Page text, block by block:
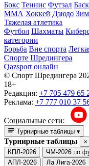
Бокс Теннис Футзал
ММА Хоккей Дзюдо
Тяжелая атлетика
Футбол Шахматы
категории
Борьба Вне спорта
Спорте Шредингера
Qazsport онлайн
© Cпорт Шредингера
18+
Редакция: +7 705 479 65
Реклама: +7 777 010 37
Социальные сети:
Турнирные таблицы ▾
Турнирные таблицы
×
КПЛ-2026
ЧМ-2026 по
АПЛ-2026
Ла Лига-2026